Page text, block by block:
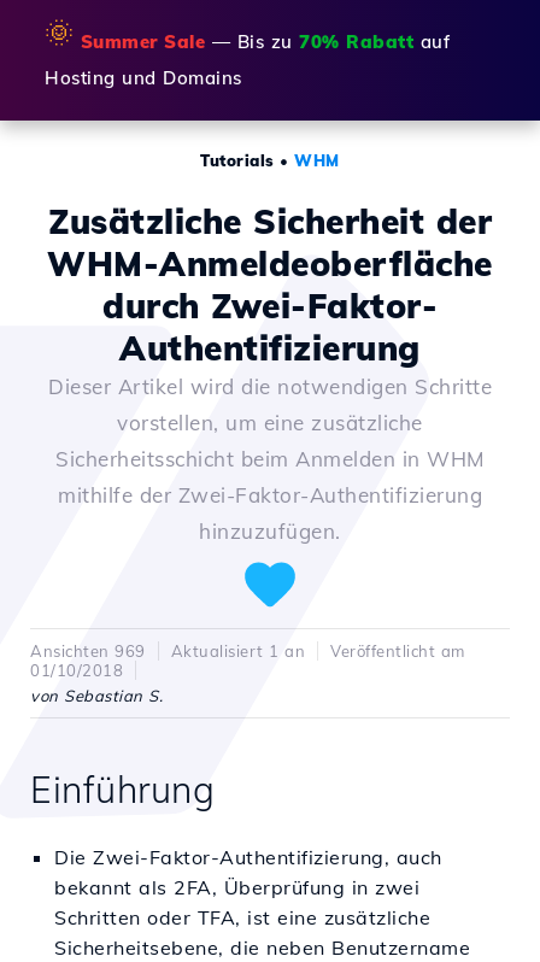
🌞 Summer Sale — Bis zu 70% Rabatt auf
Hosting und Domains
Tutorials •WHM
Zusätzliche Sicherheit der
WHM-Anmeldeoberfläche
durch Zwei-Faktor-
Authentifizierung
Dieser Artikel wird die notwendigen Schritte
vorstellen, um eine zusätzliche
Sicherheitsschicht beim Anmelden in WHM
mithilfe der Zwei-Faktor-Authentifizierung
hinzuzufügen.
Ansichten 969 Aktualisiert 1 an
Veröffentlicht am
01/10/2018
von Sebastian S.
Einführung
Die Zwei-Faktor-Authentifizierung, auch
bekannt als 2FA, Überprüfung in zwei
Schritten oder TFA, ist eine zusätzliche
Sicherheitsebene, die neben Benutzername